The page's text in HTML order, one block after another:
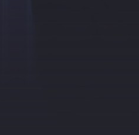
intervista Leandro Ficarra